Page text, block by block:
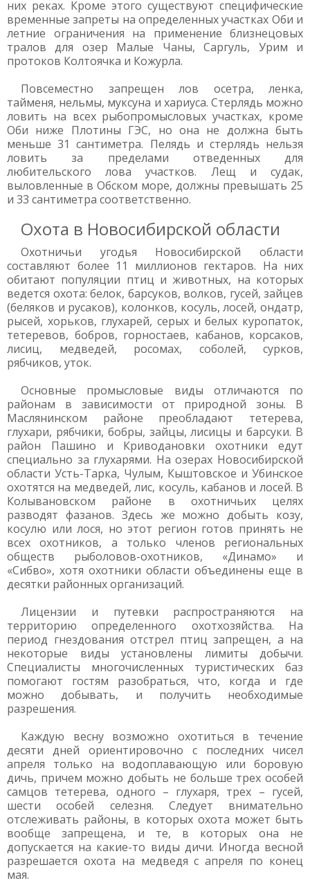
них реках. Кроме этого существуют специфические
временные запреты на определенных участках Оби и
летние ограничения на применение близнецовых
тралов для озер Малые Чаны, Саргуль, Урим и
протоков Колтоячка и Кожурла.
Повсеместно запрещен лов осетра, ленка,
тайменя, нельмы, муксуна и хариуса. Стерлядь можно
ловить на всех рыбопромысловых участках, кроме
Оби ниже Плотины ГЭС, но она не должна быть
меньше 31 сантиметра. Пелядь и стерлядь нельзя
ловить за пределами отведенных для
любительского лова участков. Лещ и судак,
выловленные в Обском море, должны превышать 25
и 33 сантиметра соответственно.
Охота в Новосибирской области
Охотничьи угодья Новосибирской области
составляют более 11 миллионов гектаров. На них
обитают популяции птиц и животных, на которых
ведется охота: белок, барсуков, волков, гусей, зайцев
(беляков и русаков), колонков, косуль, лосей, ондатр,
рысей, хорьков, глухарей, серых и белых куропаток,
тетеревов, бобров, горностаев, кабанов, корсаков,
лисиц, медведей, росомах, соболей, сурков,
рябчиков, уток.
Основные промысловые виды отличаются по
районам в зависимости от природной зоны. В
Маслянинском районе преобладают тетерева,
глухари, рябчики, бобры, зайцы, лисицы и барсуки. В
район Пашино и Криводановки охотники едут
специально за глухарями. На озерах Новосибирской
области Усть-Тарка, Чулым, Кыштовское и Убинское
охотятся на медведей, лис, косуль, кабанов и лосей. В
Колывановском районе в охотничьих целях
разводят фазанов. Здесь же можно добыть козу,
косулю или лося, но этот регион готов принять не
всех охотников, а только членов региональных
обществ рыболовов-охотников, «Динамо» и
«Сибво», хотя охотники области объединены еще в
десятки районных организаций.
Лицензии и путевки распространяются на
территорию определенного охотхозяйства. На
период гнездования отстрел птиц запрещен, а на
некоторые виды установлены лимиты добычи.
Специалисты многочисленных туристических баз
помогают гостям разобраться, что, когда и где
можно добывать, и получить необходимые
разрешения.
Каждую весну возможно охотиться в течение
десяти дней ориентировочно с последних чисел
апреля только на водоплавающую или боровую
дичь, причем можно добыть не больше трех особей
самцов тетерева, одного – глухаря, трех – гусей,
шести особей селезня. Следует внимательно
отслеживать районы, в которых охота может быть
вообще запрещена, и те, в которых она не
допускается на какие-то виды дичи. Иногда весной
разрешается охота на медведя с апреля по конец
мая.